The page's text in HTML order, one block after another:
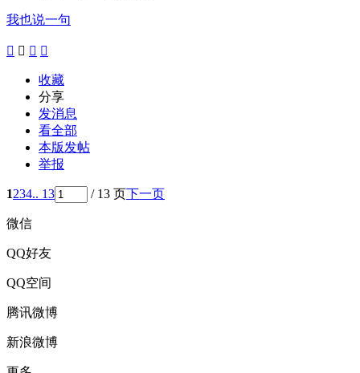
我也说一句
   
收藏
分享
发消息
看全部
本版发帖
举报
1234.. 13 / 13 页下一页
微信
QQ好友
QQ空间
腾讯微博
新浪微博